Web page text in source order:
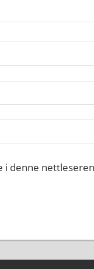
i denne